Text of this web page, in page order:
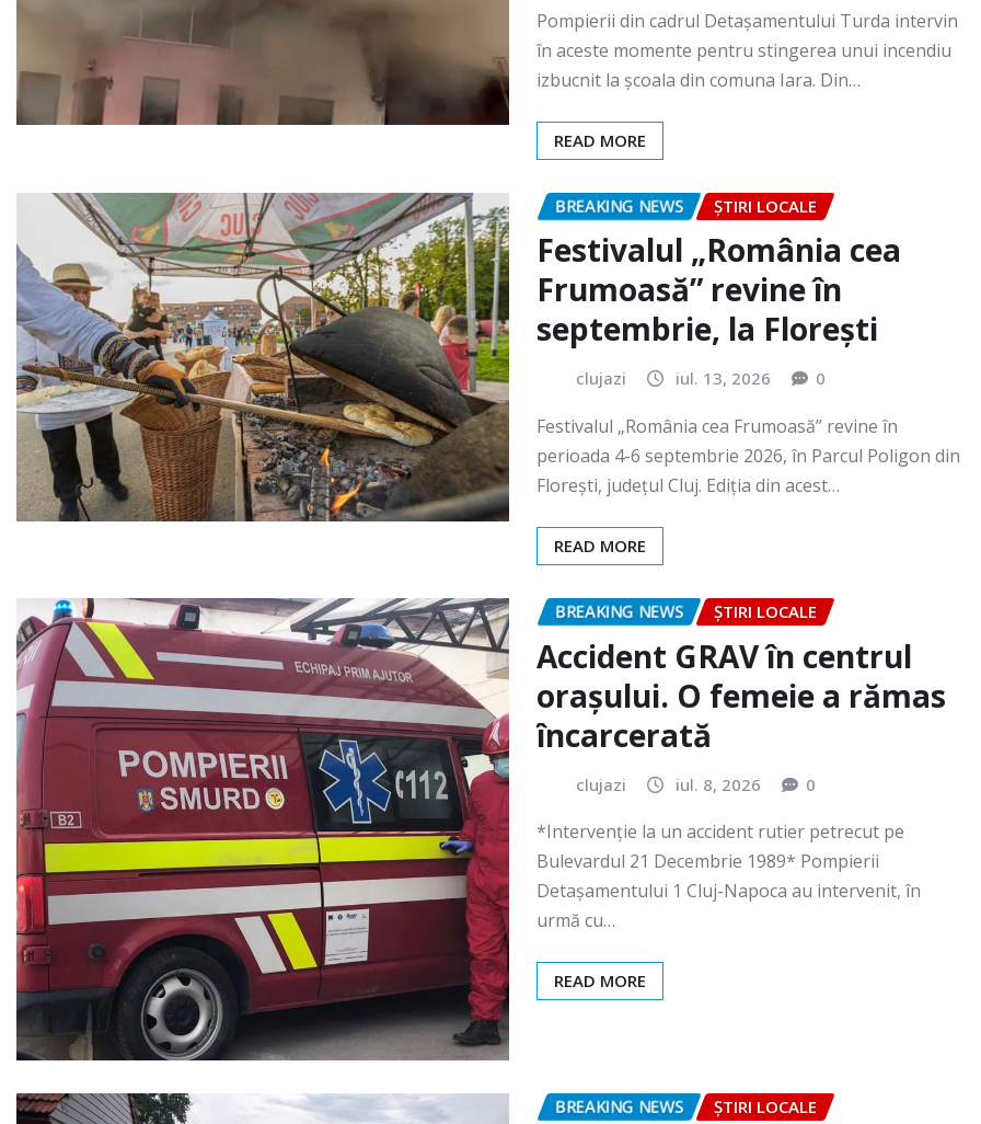
READ MORE
BREAKING NEWS
Festivalul „România cea
Frumoasă” revine în
septembrie, la Florești
clujazi iul. 13, 2026 0
Festivalul „România cea Frumoasă” revine în
perioada 4-6 septembrie 2026, în Parcul Poligon din
Floreşti, județul Cluj. Ediția din acest…
READ MORE
BREAKING NEWS
Accident GRAV în centrul
orașului. O femeie a rămas
încarcerată
clujazi iul. 8, 2026 0
*Intervenție la un accident rutier petrecut pe
Bulevardul 21 Decembrie 1989* Pompierii
Detașamentului 1 Cluj-Napoca au intervenit, în
urmă cu…
READ MORE
Gilău!